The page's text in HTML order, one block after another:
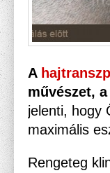
A
művészet,
jelenti, hogy
maximális
Rengeteg